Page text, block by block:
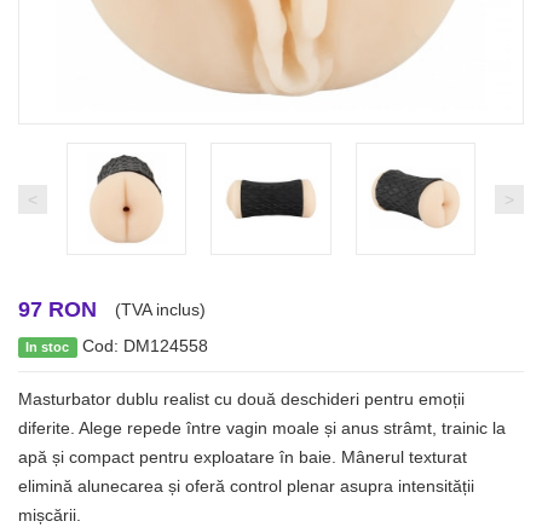
< >
97 RON (TVA inclus)
In stoc Cod: DM124558
Masturbator dublu realist cu două deschideri pentru emoții
diferite. Alege repede între vagin moale și anus strâmt, trainic la
apă și compact pentru exploatare în baie. Mânerul texturat
elimină alunecarea și oferă control plenar asupra intensității
mișcării.